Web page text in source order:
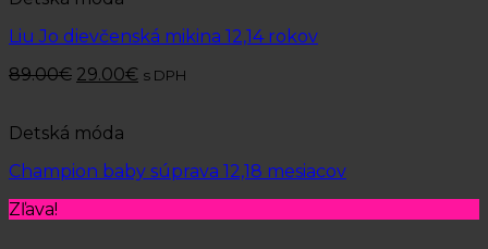
Liu Jo dievčenská mikina 12,14 rokov
89.00€ 29.00€ s DPH
Detská móda
Champion baby súprava 12,18 mesiacov
Zľava!